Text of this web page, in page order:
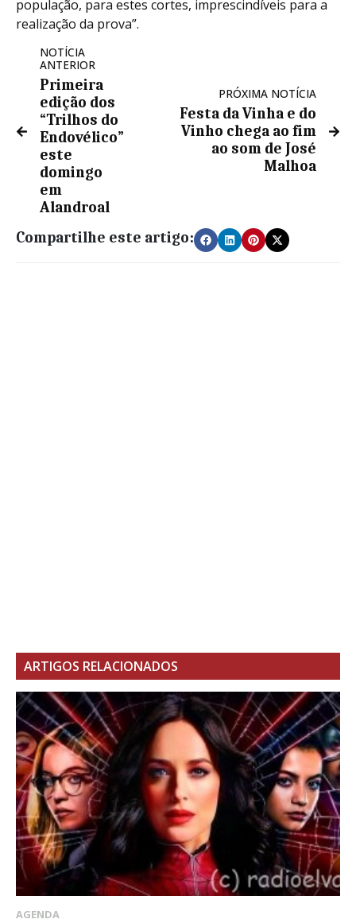
população, para estes cortes, imprescindíveis para a
realização da prova”.
NOTÍCIA
ANTERIOR
Primeira
edição dos
“Trilhos do
Endovélico”
este
domingo
em
Alandroal
PRÓXIMA NOTÍCIA
Festa da Vinha e do
Vinho chega ao fim
ao som de José
Malhoa
Compartilhe este artigo:
ARTIGOS RELACIONADOS
AGENDA